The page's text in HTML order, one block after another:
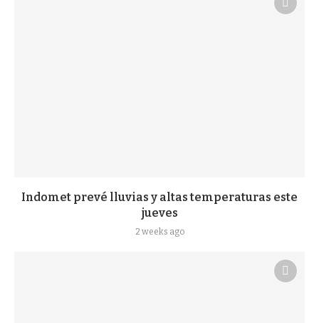
Indomet prevé lluvias y altas temperaturas este
jueves
2 weeks ago